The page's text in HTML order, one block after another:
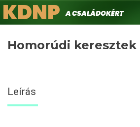
Ugrás
a
Keresés
KDNPA családokért.
Homorúdi keresztek
Leírás